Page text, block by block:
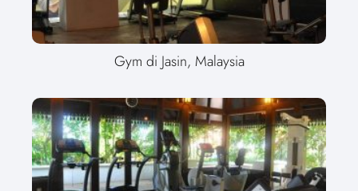
Gym di Jasin, Malaysia